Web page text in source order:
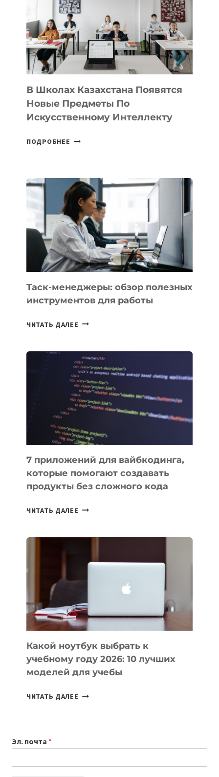
BY
MOST
—
МЕЖДУНАРОДНУЮ
ПРОГРАММУ
ДЛЯ
ТЕХНОЛОГИЧЕСКИХ
В Школах Казахстана Появятся
Новые Предметы По
Искусственному Интеллекту
ПОДРОБНЕЕ
НОВЫЕ
ПРЕДМЕТЫ
ПО
ИСКУССТВЕННОМУ
ИНТЕЛЛЕКТУ
Таск-менеджеры: обзор полезных
инструментов для работы
ЧИТАТЬ ДАЛЕЕ ТАСК-
ПОЛЕЗНЫХ
ИНСТРУМЕНТОВ
ДЛЯ
РАБОТЫ
7 приложений для вайбкодинга,
которые помогают создавать
продукты без сложного кода
ЧИТАТЬ ДАЛЕЕ 7
ПОМОГАЮТ
СОЗДАВАТЬ
БЕЗ
СЛОЖНОГО
КОДА
Какой ноутбук выбрать к
учебному году 2026: 10 лучших
моделей для учебы
ЧИТАТЬ ДАЛЕЕ КАКОЙ
2026:
Эл. почта *